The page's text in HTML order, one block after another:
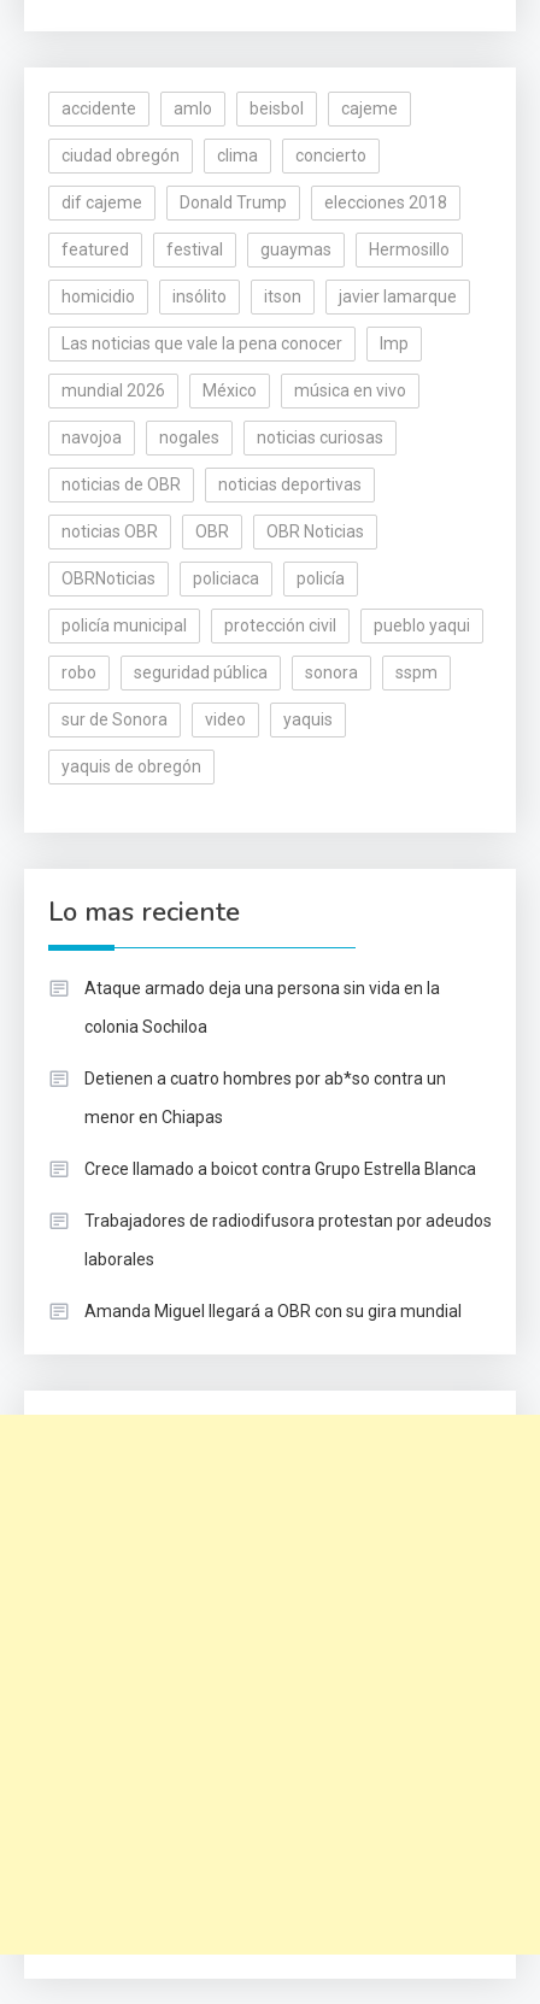
accidente amlo beisbol cajeme
ciudad obregón clima concierto
dif cajeme Donald Trump elecciones 2018
featured festival guaymas Hermosillo
homicidio insólito itson javier lamarque
Las noticias que vale la pena conocer lmp
mundial 2026 México música en vivo
navojoa nogales noticias curiosas
noticias de OBR noticias deportivas
noticias OBR OBR OBR Noticias
OBRNoticias policiaca policía
policía municipal protección civil pueblo yaqui
robo seguridad pública sonora sspm
sur de Sonora video yaquis
yaquis de obregón
Lo mas reciente
Ataque armado deja una persona sin vida en la
colonia Sochiloa
Detienen a cuatro hombres por ab*so contra un
menor en Chiapas
Crece llamado a boicot contra Grupo Estrella Blanca
Trabajadores de radiodifusora protestan por adeudos
laborales
Amanda Miguel llegará a OBR con su gira mundial